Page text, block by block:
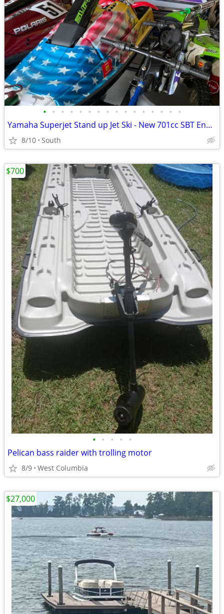
• • • • • • • • • • • • • • • •
Yamaha Superjet Stand up Jet Ski - New 701cc SBT Engine - Runs Great
8/10 South
• • • • •
Pelican bass raider with trolling motor
8/9 West Columbia
$700
$27,000